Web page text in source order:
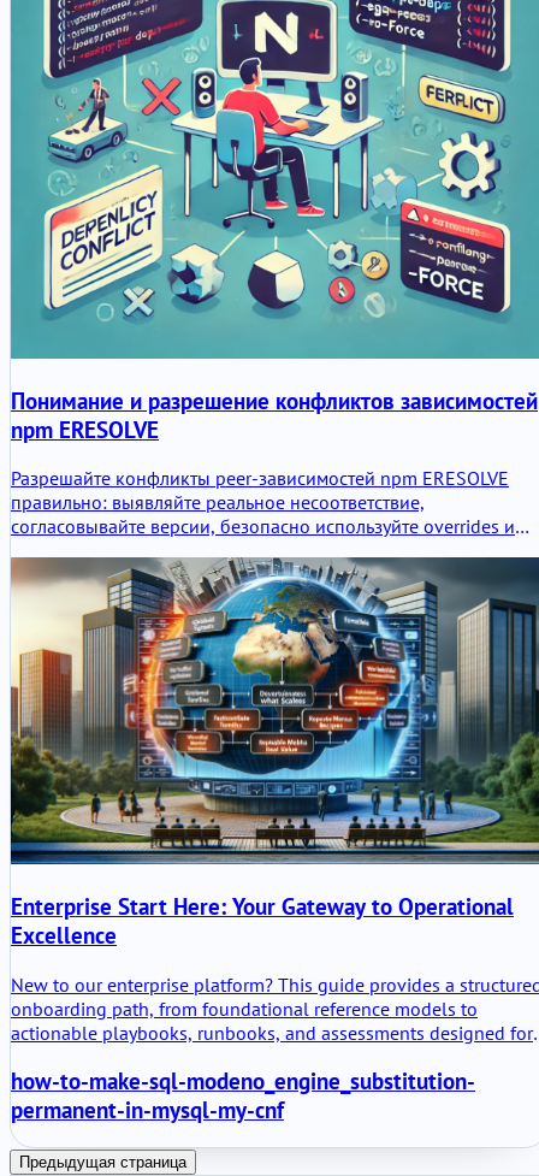
Понимание и разрешение конфликтов зависимостей
npm ERESOLVE
Разрешайте конфликты peer-зависимостей npm ERESOLVE
правильно: выявляйте реальное несоответствие,
согласовывайте версии, безопасно используйте overrides и
Enterprise Start Here: Your Gateway to Operational
Excellence
New to our enterprise platform? This guide provides a
onboarding path, from foundational reference models to
actionable playbooks, runbooks, and assessments designed for
how-to-make-sql-modeno_engine_substitution-
permanent-in-mysql-my-cnf
Предыдущая страница